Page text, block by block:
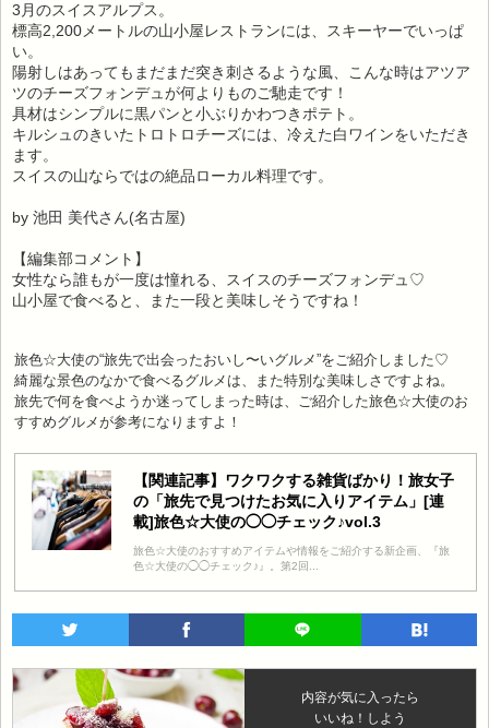
3月のスイスアルプス。
標高2,200メートルの山小屋レストランには、スキーヤーでいっぱ
い。
陽射しはあってもまだまだ突き刺さるような風、こんな時はアツア
ツのチーズフォンデュが何よりものご馳走です！
具材はシンプルに黒パンと小ぶりかわつきポテト。
キルシュのきいたトロトロチーズには、冷えた白ワインをいただき
ます。
スイスの山ならではの絶品ローカル料理です。
by 池田 美代さん(名古屋)
【編集部コメント】
女性なら誰もが一度は憧れる、スイスのチーズフォンデュ♡
山小屋で食べると、また一段と美味しそうですね！
旅色☆大使の“旅先で出会ったおいし〜いグルメ”をご紹介しました♡
綺麗な景色のなかで食べるグルメは、また特別な美味しさですよね。
旅先で何を食べようか迷ってしまった時は、ご紹介した旅色☆大使のお
すすめグルメが参考になりますよ！
【関連記事】ワクワクする雑貨ばかり！旅女子
の「旅先で見つけたお気に入りアイテム」[連
載]旅色☆大使の◯◯チェック♪vol.3
旅色☆大使のおすすめアイテムや情報をご紹介する新企画、『旅
色☆大使の◯◯チェック♪』。第2回...
内容が気に入ったら
いいね！しよう